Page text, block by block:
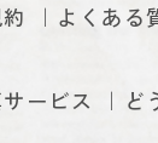
よくある
ービス ど